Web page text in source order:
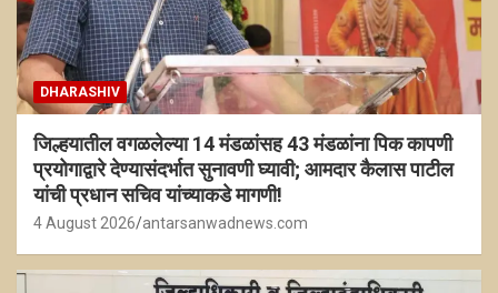
DHARASHIV
जिल्हयातील वगळलेल्या 14 मंडळांसह 43 मंडळांना पिक कापणी
प्रयोगाद्वारे देण्यासंदर्भात सुनावणी घ्यावी; आमदार कैलास पाटील
यांची प्रधान सचिव यांच्याकडे मागणी!
4 August 2026 antarsanwadnews.com